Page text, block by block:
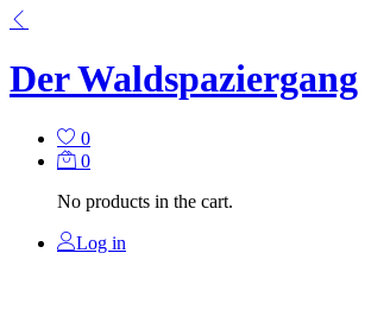
Der Waldspaziergang
0
0
No products in the cart.
Log in